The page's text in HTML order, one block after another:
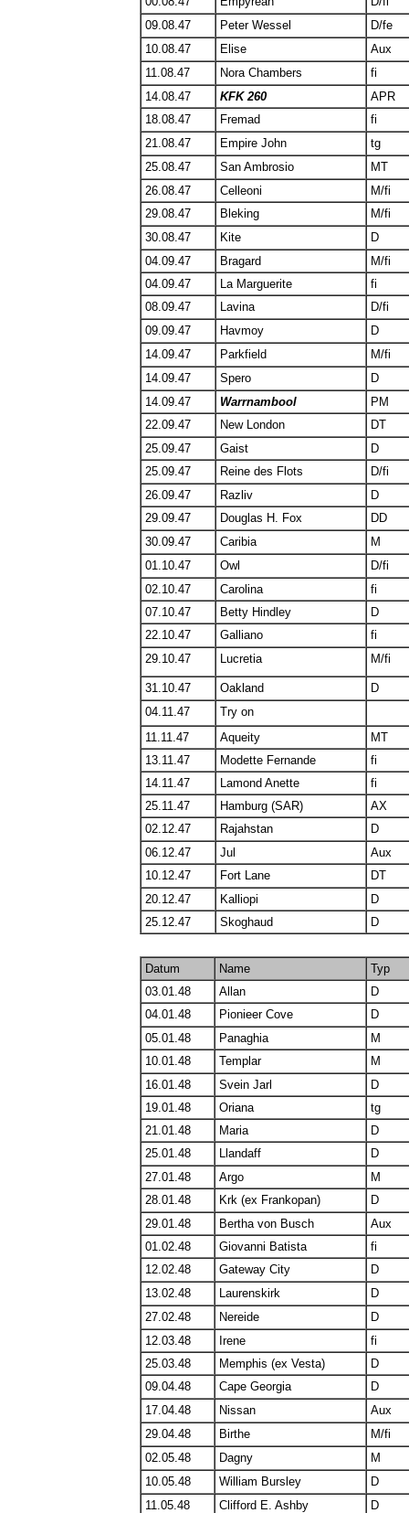
09.08.47
Peter Wessel
D/fe
10.08.47
Elise
Aux
11.08.47
Nora Chambers
fi
14.08.47
KFK 260
APR
18.08.47
Fremad
fi
21.08.47
Empire John
tg
25.08.47
San Ambrosio
MT
26.08.47
Celleoni
M/fi
29.08.47
Bleking
M/fi
30.08.47
Kite
D
04.09.47
Bragard
M/fi
04.09.47
La Marguerite
fi
08.09.47
Lavina
D/fi
09.09.47
Havmoy
D
14.09.47
Parkfield
M/fi
14.09.47
Spero
D
14.09.47
Warrnambool
PM
22.09.47
New London
DT
25.09.47
Gaist
D
25.09.47
Reine des Flots
D/fi
26.09.47
Razliv
D
29.09.47
Douglas H. Fox
DD
30.09.47
Caribia
M
01.10.47
Owl
D/fi
02.10.47
Carolina
fi
07.10.47
Betty Hindley
D
22.10.47
Galliano
fi
29.10.47
Lucretia M/fi
31.10.47 Oakland
D
04.11.47
Try on
11.11.47
Aqueity
MT
13.11.47
Modette Fernande
fi
14.11.47
Lamond Anette
fi
25.11.47
Hamburg (SAR)
AX
02.12.47
Rajahstan
D
06.12.47
Jul
Aux
10.12.47
Fort Lane
DT
20.12.47
Kalliopi
D
25.12.47
Skoghaud D
Datum Name
Typ
03.01.48
Allan
D
04.01.48
Pionieer Cove
D
05.01.48
Panaghia
M
10.01.48
Templar
M
16.01.48
Svein Jarl
D
19.01.48
Oriana
tg
21.01.48
Maria
D
25.01.48
Llandaff
D
27.01.48
Argo
M
28.01.48
Krk (ex Frankopan)
D
29.01.48
Bertha von Busch
Aux
01.02.48
Giovanni Batista
fi
12.02.48
Gateway City
D
13.02.48
Laurenskirk
D
27.02.48
Nereide
D
12.03.48
Irene
fi
25.03.48
Memphis (ex Vesta)
D
09.04.48
Cape Georgia
D
17.04.48
Nissan
Aux
29.04.48
Birthe
M/fi
02.05.48
Dagny
M
10.05.48
William Bursley
D
11.05.48
Clifford E. Ashby
D